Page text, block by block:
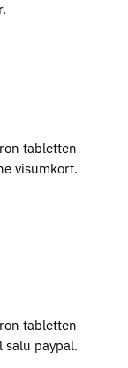
tabletten
visumkort.
tabletten
paypal.